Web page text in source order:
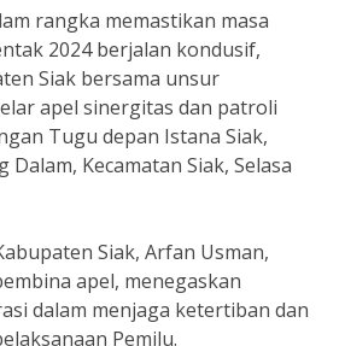
rangka memastikan masa
2024 berjalan kondusif,
Siak bersama unsur
apel sinergitas dan patroli
Tugu depan Istana Siak,
Kecamatan Siak, Selasa
Siak, Arfan Usman,
apel, menegaskan
dalam menjaga ketertiban dan
Pemilu.